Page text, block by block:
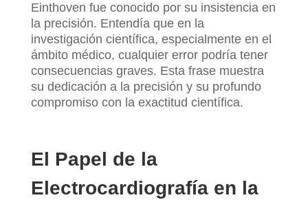
Einthoven fue conocido por su insistencia en
la precisión. Entendía que en la
investigación científica, especialmente en el
ámbito médico, cualquier error podría tener
consecuencias graves. Esta frase muestra
su dedicación a la precisión y su profundo
compromiso con la exactitud científica.
El Papel de la
Electrocardiografía en la